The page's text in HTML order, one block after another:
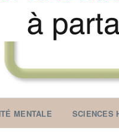
MENTALE SCIENCES